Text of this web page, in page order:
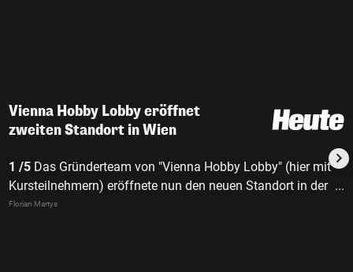
Vienna Hobby Lobby eröffnet
zweiten Standort in Wien
1 /5 Das Gründerteam von "Vienna Hobby Lobby" (hier mit
Kursteilnehmern) eröffnete nun den neuen Standort in der
Brigittenau. i
...
Florian Martys